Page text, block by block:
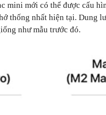
mini mới có thể được cấu
thống nhất hiện tại. Dung
như mẫu trước đó.